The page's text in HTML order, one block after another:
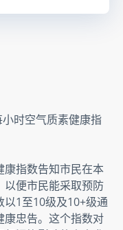
时空气质素健康指
康指数告知市民在本
以便市民能采取预防
1至10级及10+级通
康忠告。这个指数对